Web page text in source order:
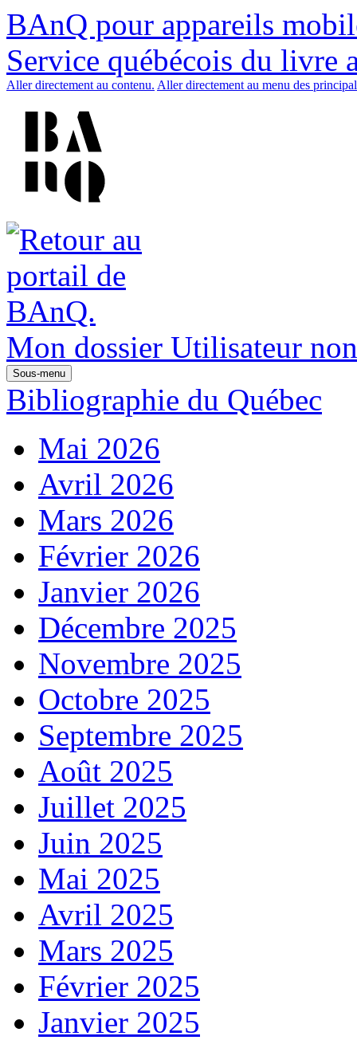
BAnQ pour appareils
Service québécois du livre
Aller directement au contenu. Aller directement au menu des
Mon dossier Utilisateur
Sous-menu
Bibliographie du Québec
Mai 2026
Avril 2026
Mars 2026
Février 2026
Janvier 2026
Décembre 2025
Novembre 2025
Octobre 2025
Septembre 2025
Août 2025
Juillet 2025
Juin 2025
Mai 2025
Avril 2025
Mars 2025
Février 2025
Janvier 2025